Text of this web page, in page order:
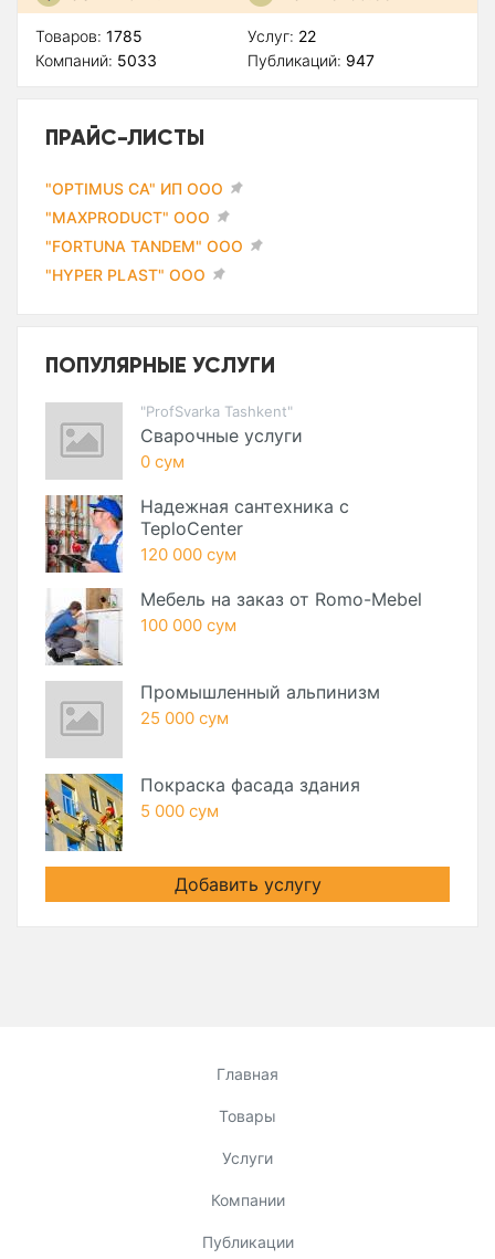
Товаров: 1785
Компаний: 5033
Услуг: 22
Публикаций: 947
ПРАЙС-ЛИСТЫ
"OPTIMUS CA" ИП ООО
"MAXPRODUCT" ООО
"FORTUNA TANDEM" ООО
"HYPER PLAST" ООО
ПОПУЛЯРНЫЕ УСЛУГИ
"ProfSvarka Tashkent"
Сварочные услуги
0 сум
Надежная сантехника с
TeploCenter
120 000 сум
Мебель на заказ от Romo-Mebel
100 000 сум
Промышленный альпинизм
25 000 сум
Покраска фасада здания
5 000 сум
Добавить услугу
Главная
Товары
Услуги
Компании
Публикации